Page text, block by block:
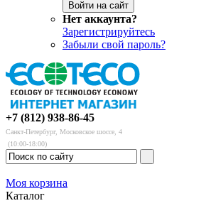
Нет аккаунта?
Зарегистрируйтесь
Забыли свой пароль?
+7 (812) 938-86-45
Санкт-Петербург, Московское шоссе, 4
(10:00-18:00)
Моя корзина
Каталог